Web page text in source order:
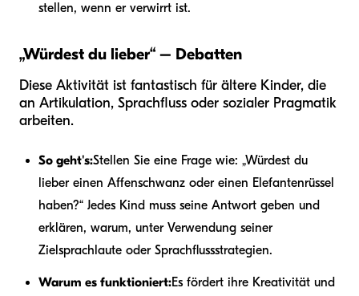
stellen, wenn er verwirrt ist.
„Würdest du lieber“ – Debatten
Diese Aktivität ist fantastisch für ältere Kinder, die
an Artikulation, Sprachfluss oder sozialer Pragmatik
arbeiten.
So geht's:Stellen Sie eine Frage wie: „Würdest du
lieber einen Affenschwanz oder einen Elefantenrüssel
haben?“ Jedes Kind muss seine Antwort geben und
erklären, warum, unter Verwendung seiner
Zielsprachlaute oder Sprachflussstrategien.
Warum es funktioniert:Es fördert ihre Kreativität und